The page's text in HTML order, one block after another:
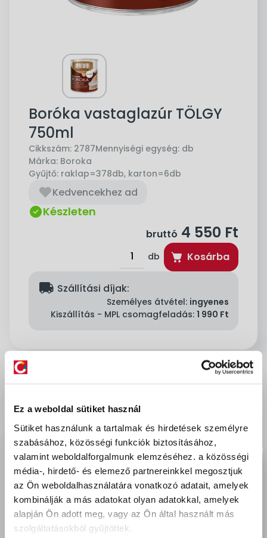
Ez a weboldal sütiket használ
Sütiket használunk a tartalmak és hirdetések személyre
szabásához, közösségi funkciók biztosításához,
valamint weboldalforgalmunk elemzéséhez. a közösségi
média-, hirdető- és elemező partnereinkkel megosztjuk
az Ön weboldalhasználatára vonatkozó adatait, amelyek
kombinálják a más adatokat olyan adatokkal, amelyek
alapján Ön adott meg, vagy az Ön által használt más
szolgáltatásokból gyűjtöttek.
Boróka vastaglazúr TÖLGY
750ml
Cikkszám: 2787Mennyiségi egység: db
Márka: Boroka
Gyűjtő: raklap=378db, karton=6db
Kedvencekhez ad
Készleten
bruttó 4 550 Ft
db Kosárba
delivery Szállítási díjak:
Személyes átvétel: ingyenes
Kiszállítás - MPL csomagfeladás: 1 990 Ft
Leírás & Adatok
Vízzel hígítható vastaglazúr. Bevonata dekoratív,
fényes, az időjárásnak, az UV-sugárzásnak
kiválóan ellenáll. A fa természetes légzését nem
gátolja, szerkezetét nem fedi el, tartós védelmet
biztosít. Kül- és beltéri fafelületek – pergolák,
kerítések, faburkolatok, lépcsők, ajtók, ablakok –
védelmére, díszítő festésére alakalmas. Kültéren a
fa megfelelő védelmét első rétegben Poli-Farbe